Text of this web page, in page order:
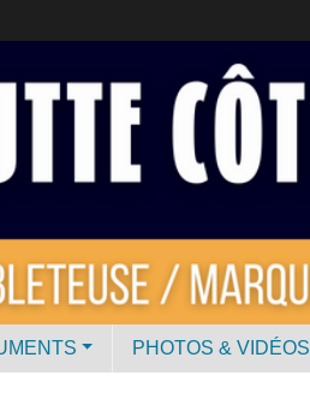
PHOTOS & VIDÉOS